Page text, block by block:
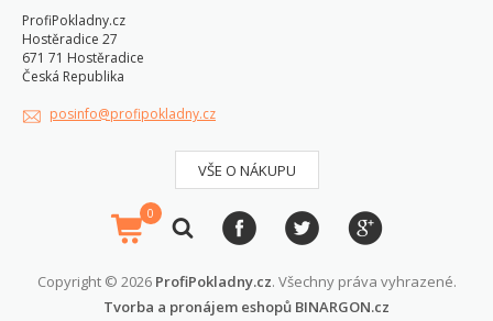
ProfiPokladny.cz
Hostěradice 27
671 71 Hostěradice
Česká Republika
posinfo@profipokladny.cz
VŠE O NÁKUPU
0
Copyright © 2026 ProfiPokladny.cz. Všechny práva vyhrazené.
Tvorba a pronájem eshopů BINARGON.cz